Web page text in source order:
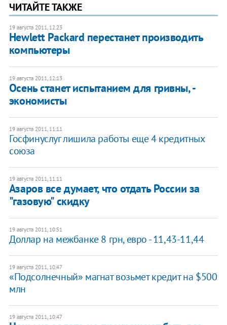
ЧИТАЙТЕ ТАКЖЕ
19 августа 2011, 12:23
Hewlett Packard перестанет производить
компьютеры
19 августа 2011, 12:13
Осень станет испытанием для гривны, -
экономисты
19 августа 2011, 11:11
Госфинуслуг лишила работы еще 4 кредитных
союза
19 августа 2011, 11:11
Азаров все думает, что отдать России за
"газовую" скидку
19 августа 2011, 10:51
Доллар на межбанке 8 грн, евро - 11,43-11,44
19 августа 2011, 10:47
«Подсолнечный» магнат возьмет кредит на $500
млн
19 августа 2011, 10:47